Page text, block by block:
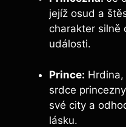
jejíž osud a
charakter silně
události.
Prince:
srdce
své city a
lásku.